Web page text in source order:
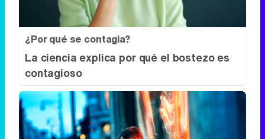
¿Por qué se contagia?
La ciencia explica por qué el bostezo es
contagioso